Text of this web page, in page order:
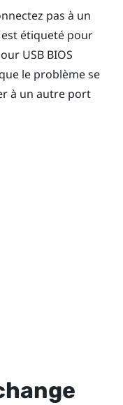
pas à un
étiqueté pour
USB BIOS
le problème se
à un autre port